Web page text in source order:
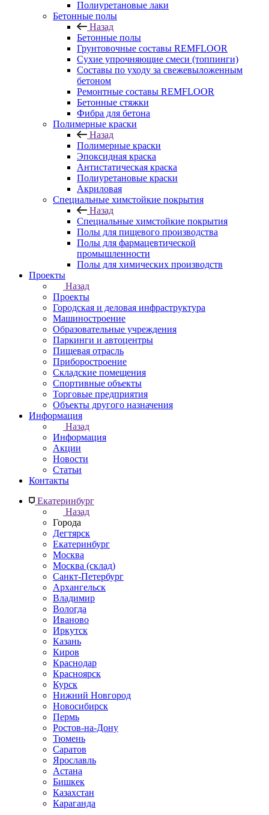
Полиуретановые лаки
Бетонные полы
Назад
Бетонные полы
Грунтовочные составы REMFLOOR
Сухие упрочняющие смеси (топпинги)
Составы по уходу за свежевыложенным
бетоном
Ремонтные составы REMFLOOR
Бетонные стяжки
Фибра для бетона
Полимерные краски
Назад
Полимерные краски
Эпоксидная краска
Антистатическая краска
Полиуретановые краски
Акриловая
Специальные химстойкие покрытия
Назад
Специальные химстойкие покрытия
Полы для пищевого производства
Полы для фармацевтической
промышленности
Полы для химических производств
Проекты
Назад
Проекты
Городская и деловая инфраструктура
Машиностроение
Образовательные учреждения
Паркинги и автоцентры
Пищевая отрасль
Приборостроение
Складские помещения
Спортивные объекты
Торговые предприятия
Объекты другого назначения
Информация
Назад
Информация
Акции
Новости
Статьи
Контакты
Екатеринбург
Назад
Города
Дегтярск
Екатеринбург
Москва
Москва (склад)
Санкт-Петербург
Архангельск
Владимир
Вологда
Иваново
Иркутск
Казань
Киров
Краснодар
Красноярск
Курск
Нижний Новгород
Новосибирск
Пермь
Ростов-на-Дону
Тюмень
Саратов
Ярославль
Астана
Бишкек
Казахстан
Караганда